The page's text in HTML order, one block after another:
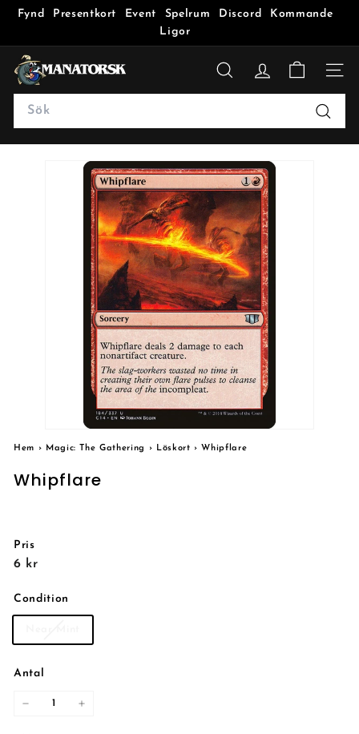
Fynd Presentkort Event Spelrum Discord
Kommande
Ligor
M
a
a
t
SÖK
Search
Sök
Hem › Magic: The Gathering › Löskort › Whipflare
Whipflare
Pris
Reguljärt
6 kr6
Condition
Antal